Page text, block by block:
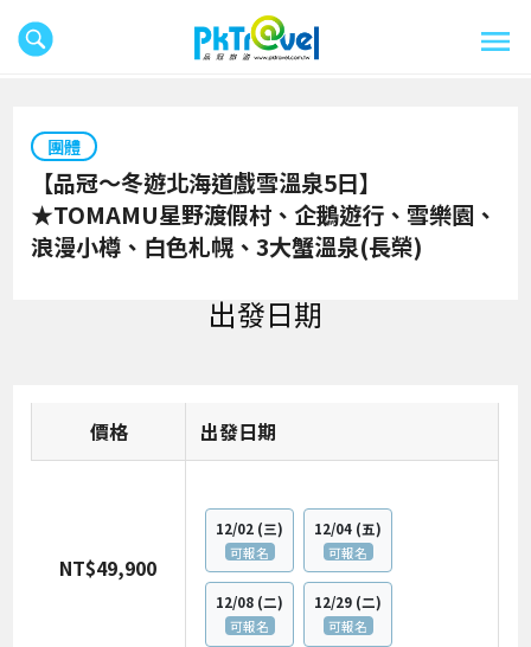
團體
【品冠～冬遊北海道戲雪溫泉5日】
★TOMAMU星野渡假村、企鵝遊行、雪樂園、
浪漫小樽、白色札幌、3大蟹溫泉(長榮)
出發日期
價格 日期
NT$49,900
12/02 (三)
可報名
12/04 (五)
可報名
12/08 (二)
可報名
12/29 (二)
可報名